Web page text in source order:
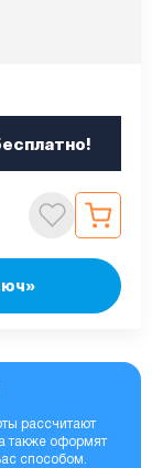
рассчитают
также оформят
способом.